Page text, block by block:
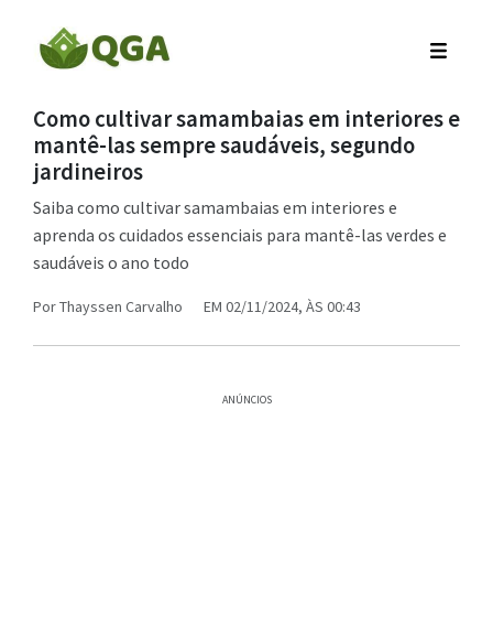
Como cultivar samambaias em interiores e
mantê-las sempre saudáveis, segundo
jardineiros
Saiba como cultivar samambaias em interiores e
aprenda os cuidados essenciais para mantê-las verdes e
saudáveis o ano todo
PorThayssen Carvalho EM 02/11/2024, ÀS 00:43
ANÚNCIOS